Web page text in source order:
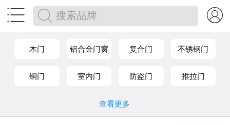
 
木门 铝合金门窗 复合门 不锈钢门
铜门 室内门 防盗门 推拉门
阳光房查看更多